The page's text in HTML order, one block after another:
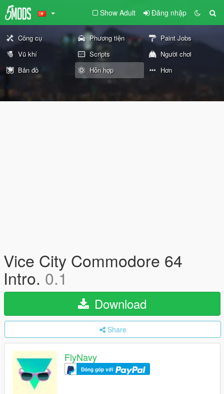
Show Adult Đăng nhập
Công cụ Phương tiện
Paint Jobs
Vũ khí
Scripts
Người chơi
Bản đồ
Hỗn hợp Hơn
Vice City Commodore 64
Intro. 0.1
Download
Share
FlyNavy
Đóng góp với